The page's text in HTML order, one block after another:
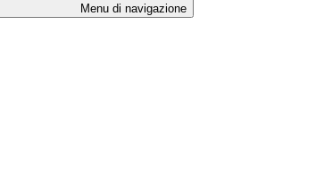
Menu di navigazione